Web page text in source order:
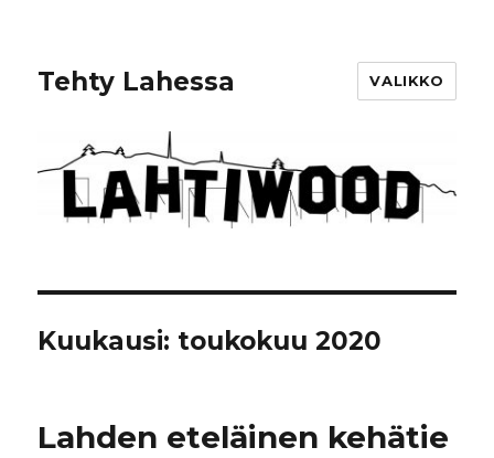
Tehty Lahessa VALIKKO
Kuukausi: toukokuu 2020
Lahden eteläinen kehätie